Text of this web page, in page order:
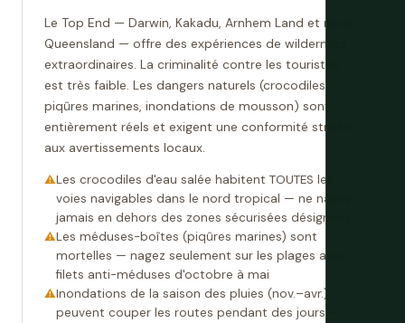
Le Top End — Darwin, Kakadu, Arnhem Land et nord
Queensland — offre des expériences de wilderness
extraordinaires. La criminalité contre les touristes
est très faible. Les dangers naturels (crocodiles,
piqûres marines, inondations de mousson) sont
entièrement réels et exigent une conformité stricte
aux avertissements locaux.
Les crocodiles d'eau salée habitent TOUTES les
voies navigables dans le nord tropical — ne nagez
jamais en dehors des zones sécurisées désignées
Les méduses-boîtes (piqûres marines) sont
mortelles — nagez seulement sur les plages avec
filets anti-méduses d'octobre à mai
Inondations de la saison des pluies (nov.–avr.)
peuvent couper les routes pendant des jours —